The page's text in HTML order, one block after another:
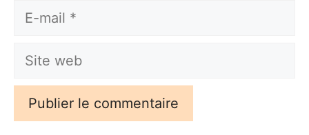
E-
Site